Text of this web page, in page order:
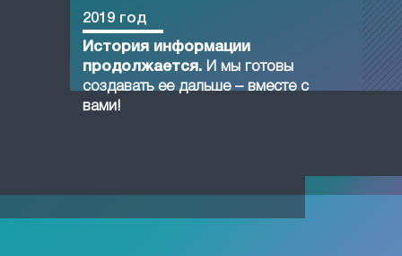
2019 год
История информации
продолжается. И мы готовы
создавать ее дальше – вместе с
вами!